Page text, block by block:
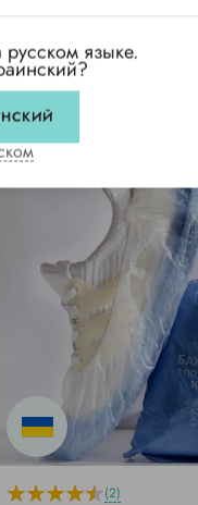
TOP
(2)
русском языке.